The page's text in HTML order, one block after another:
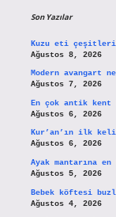
Son Yazılar
Kuzu eti
Ağustos 8, 2026
Modern avangart
Ağustos 7, 2026
En çok antik
Ağustos 6, 2026
Kur’an’ın ilk
Ağustos 6, 2026
Ayak mantarına
Ağustos 5, 2026
Bebek köftesi
Ağustos 4, 2026